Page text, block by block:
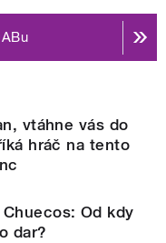
vtáhne vás do
hráč na tento
Od kdy
dar?